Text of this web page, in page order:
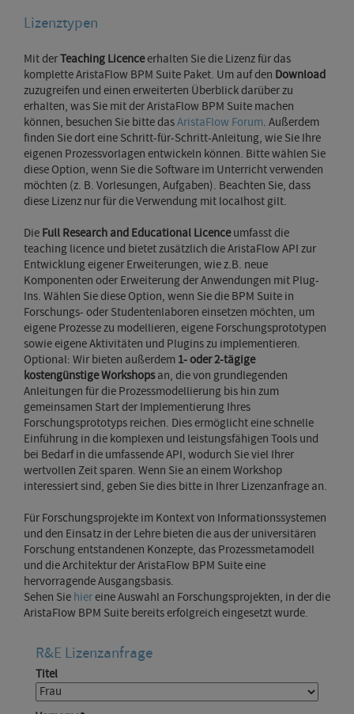
Lizenztypen
Mit derTeaching Licenceerhalten Sie die Lizenz für das
komplette AristaFlow BPM Suite Paket. Um auf den Download
zuzugreifen und einen erweiterten Überblick darüber zu
erhalten, was Sie mit der AristaFlow BPM Suite machen
können, besuchen Sie bitte dasAristaFlow Forum. Außerdem
finden Sie dort eine Schritt-für-Schritt-Anleitung, wie Sie Ihre
eigenen Prozessvorlagen entwickeln können. Bitte wählen Sie
diese Option, wenn Sie die Software im Unterricht verwenden
möchten (z. B. Vorlesungen, Aufgaben). Beachten Sie, dass
diese Lizenz nur für die Verwendung mit localhost gilt.
Die Full Research and Educational Licenceumfasst die
teaching licence und bietet zusätzlich die AristaFlow API zur
Entwicklung eigener Erweiterungen, wie z.B. neue
Komponenten oder Erweiterung der Anwendungen mit Plug-
Ins. Wählen Sie diese Option, wenn Sie die BPM Suite in
Forschungs- oder Studentenlaboren einsetzen möchten, um
eigene Prozesse zu modellieren, eigene Forschungsprototypen
sowie eigene Aktivitäten und Plugins zu implementieren.
Optional: Wir bieten außerdem 1- oder 2-tägige
kostengünstige Workshopsan, die von grundlegenden
Anleitungen für die Prozessmodellierung bis hin zum
gemeinsamen Start der Implementierung Ihres
Forschungsprototyps reichen. Dies ermöglicht eine schnelle
Einführung in die komplexen und leistungsfähigen Tools und
bei Bedarf in die umfassende API, wodurch Sie viel Ihrer
wertvollen Zeit sparen. Wenn Sie an einem Workshop
interessiert sind, geben Sie dies bitte in Ihrer Lizenzanfrage an.
Für Forschungsprojekte im Kontext von Informationssystemen
und den Einsatz in der Lehre bieten die aus der universitären
Forschung entstandenen Konzepte, das Prozessmetamodell
und die Architektur der AristaFlow BPM Suite eine
hervorragende Ausgangsbasis.
Sehen Sie hiereine Auswahl an Forschungsprojekten, in der die
AristaFlow BPM Suite bereits erfolgreich eingesetzt wurde.
R&E Lizenzanfrage
Titel